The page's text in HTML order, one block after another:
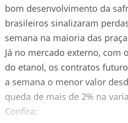
bom desenvolvimento da
brasileiros sinalizaram
semana na maioria das
Já no mercado externo, com
do etanol, os contratos
a semana o menor valor
queda de mais de 2% na
Confira: